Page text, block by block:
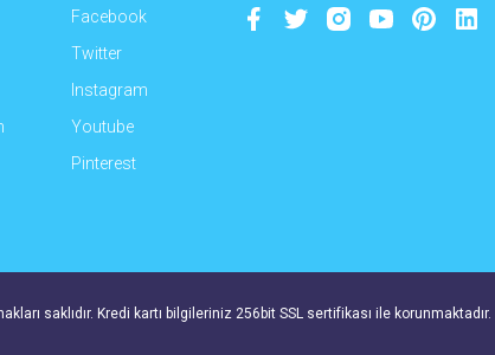
Facebook
Twitter
Instagram
Youtube
Pinterest
saklıdır. Kredi kartı bilgileriniz 256bit SSL sertifikası ile korunmaktadır.